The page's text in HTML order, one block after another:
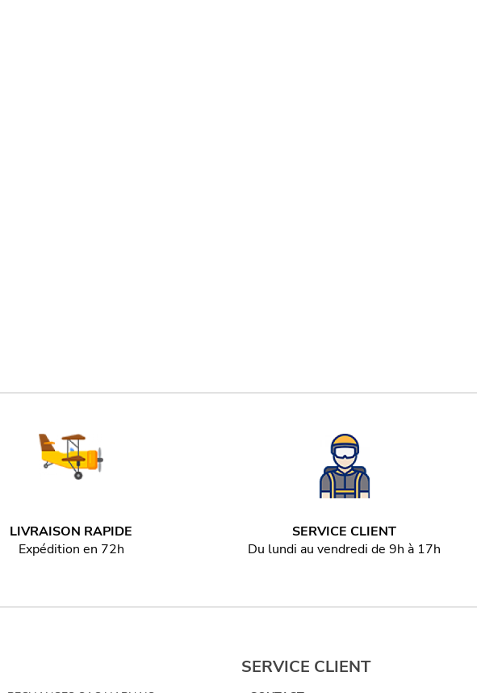
LIVRAISON RAPIDE
Expédition en 72h
SERVICE CLIENT
Du lundi au vendredi de 9h à 17h
SERVICE CLIENT